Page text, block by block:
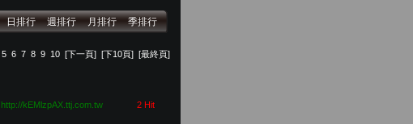
日排行 週排行 月排行 季排行
5 6 7 8 9 10 [下一頁] [下10頁] [最終頁]
http://kEMlzpAX.ttj.com.tw 2 Hit